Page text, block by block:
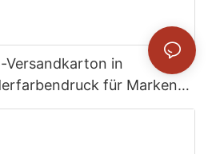
Versandkarton in
für Marken-
– Packshion Packaging